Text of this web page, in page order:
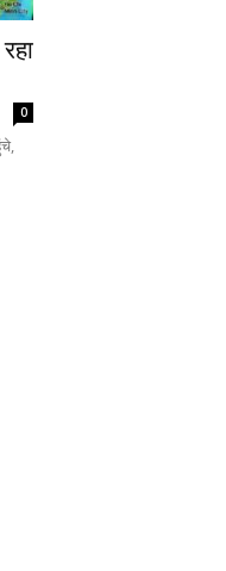
0